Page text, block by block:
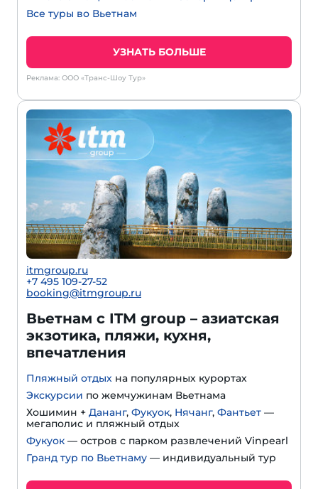
Все туры во Вьетнам
УЗНАТЬ БОЛЬШЕ
Реклама: ООО «Транс-Шоу Тур»
itmgroup.ru
+7 495 109-27-52
booking@itmgroup.ru
Вьетнам с ITM group – азиатская
экзотика, пляжи, кухня,
впечатления
Пляжный отдых на популярных курортах
Экскурсии по жемчужинам Вьетнама
Хошимин + Дананг, Фукуок, Нячанг, Фантьет —
мегаполис и пляжный отдых
Фукуок — остров с парком развлечений Vinpearl
Гранд тур по Вьетнаму — индивидуальный тур